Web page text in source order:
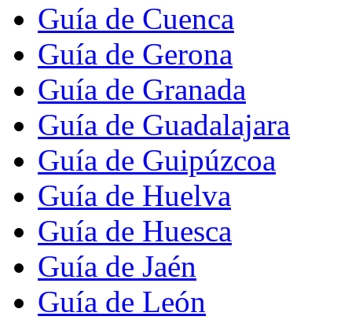
Guía de Cuenca
Guía de Gerona
Guía de Granada
Guía de Guadalajara
Guía de Guipúzcoa
Guía de Huelva
Guía de Huesca
Guía de Jaén
Guía de León